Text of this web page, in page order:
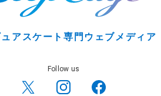
アスケート専門ウェブメディア
Follow us